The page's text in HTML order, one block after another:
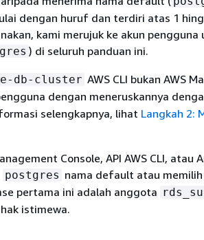
dengan huruf dan terdiri atas 1
kami merujuk ke akun pengguna
) di seluruh panduan ini.
db-cluster AWS CLI bukan AWS
dengan meneruskannya
selengkapnya, lihat Langkah 2:
Console, API AWS CLI, atau
postgres nama default atau memilih
pertama ini adalah anggota
hak istimewa.